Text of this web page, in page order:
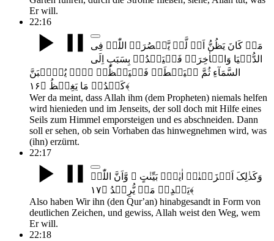
Er will.
22:16
مَنۡ کَانَ یَظُنُّ اَنۡ لَّنۡ یَّنۡصُرَہُ اللّٰہُ فِی
الدُّنۡیَا وَالۡاٰخِرَۃِ فَلۡیَمۡدُدۡ بِسَبَبٍ اِلَی
السَّمَآءِ ثُمَّ لۡیَقۡطَعۡ فَلۡیَنۡظُرۡ ہَلۡ یُذۡہِبَنَّ
کَیۡدُہٗ مَا یَغِیۡظُ ﴿۱۶﴾
Wer da meint, dass Allah ihm (dem Propheten) niemals helfen
wird hienieden und im Jenseits, der soll doch mit Hilfe eines
Seils zum Himmel emporsteigen und es abschneiden. Dann
soll er sehen, ob sein Vorhaben das hinwegnehmen wird, was
(ihn) erzürnt.
22:17
وَکَذٰلِکَ اَنۡزَلۡنٰہُ اٰیٰتٍۭ بَیِّنٰتٍ ۙ وَّاَنَّ اللّٰہَ
یَہۡدِیۡ مَنۡ یُّرِیۡدُ ﴿۱۷﴾
Also haben Wir ihn (den Qurʼan) hinabgesandt in Form von
deutlichen Zeichen, und gewiss, Allah weist den Weg, wem
Er will.
22:18